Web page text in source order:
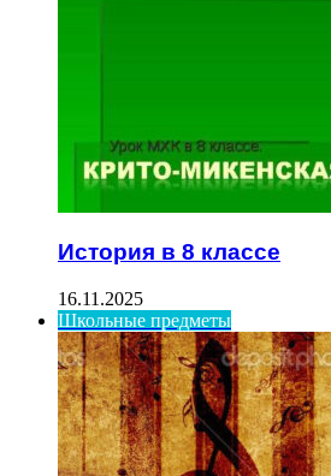
История в 8 классе
16.11.2025
Школьные предметы